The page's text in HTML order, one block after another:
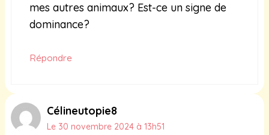
mes autres animaux? Est-ce un signe de
dominance?
Répondre
Célineutopie8
Le 30 novembre 2024 à 13h51